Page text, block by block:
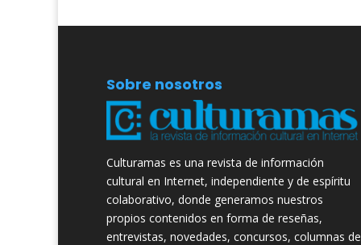
Sobre nosotros
Culturamas es una revista de información
cultural en Internet, independiente y de espíritu
colaborativo, donde generamos nuestros
propios contenidos en forma de reseñas,
entrevistas, novedades, concursos, columnas de